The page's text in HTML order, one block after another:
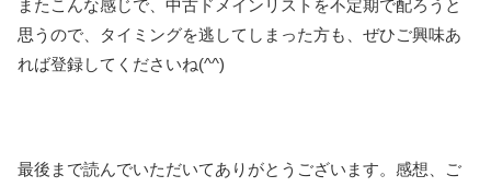
またこんな感じで、中古ドメインリストを不定期で配ろうと
思うので、タイミングを逃してしまった方も、ぜひご興味あ
れば登録してくださいね(^^)
最後まで読んでいただいてありがとうございます。感想、ご